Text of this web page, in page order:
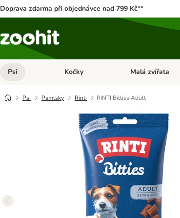
Doprava zdarma při objednávce nad 799 Kč**
Psi Otevřít menu: Psi
Kočky Otevřít menu: Kočky
Malá zvířata
Psi Pamlsky Rinti RINTI Bitties Adult